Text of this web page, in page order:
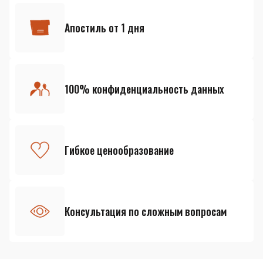
Апостиль от 1 дня
100% конфиденциальность данных
Гибкое ценообразование
Консультация по сложным вопросам